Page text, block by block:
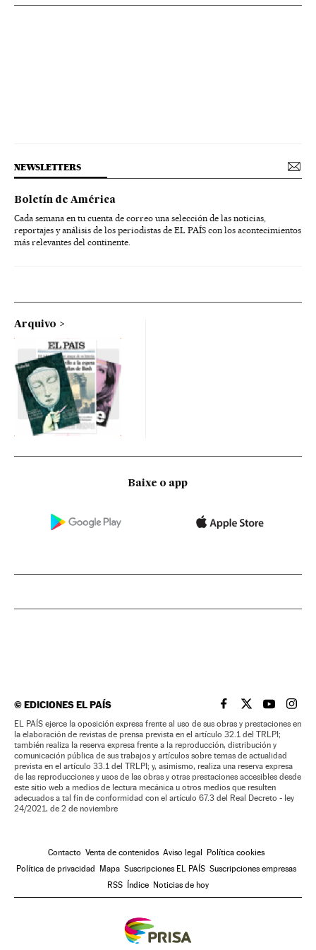
NEWSLETTERS
Boletín de América
Cada semana en tu cuenta de correo una selección de las noticias,
reportajes y análisis de los periodistas de EL PAÍS con los acontecimientos
más relevantes del continente.
Arquivo
Baixe o app
©EDICIONES EL PAÍS EL PAÍS BRASIL EN
EL PAÍSEL PAÍS
EL
EL PAÍS ejerce la oposición expresa frente al uso de sus obras y prestaciones en
la elaboración de revistas de prensa prevista en el artículo 32.1 del TRLPI;
también realiza la reserva expresa frente a la reproducción, distribución y
comunicación pública de sus trabajos y artículos sobre temas de actualidad
prevista en el artículo 33.1 del TRLPI; y, asimismo, realiza una reserva expresa
de las reproducciones y usos de las obras y otras prestaciones accesibles desde
este sitio web a medios de lectura mecánica u otros medios que resulten
adecuados a tal fin de conformidad con el artículo 67.3 del Real Decreto - ley
24/2021, de 2 de noviembre
Contacto Venta de contenidos Aviso legal
Política cookies
Política de privacidad
Mapa Suscripciones EL PAÍS Suscripciones empresas
RSS
Índice Noticias de hoy